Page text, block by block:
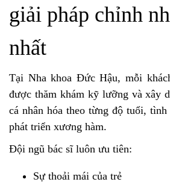
giải pháp chỉnh
nhất
Tại Nha khoa Đức Hậu, mỗi
được thăm khám kỹ lưỡng và xây
cá nhân hóa theo từng độ tuổi,
phát triển xương hàm.
Đội ngũ bác sĩ luôn ưu tiên:
Sự thoải mái của trẻ